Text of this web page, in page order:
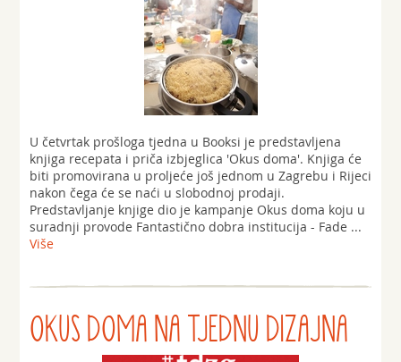
U četvrtak prošloga tjedna u Booksi je predstavljena
knjiga recepata i priča izbjeglica 'Okus doma'. Knjiga će
biti promovirana u proljeće još jednom u Zagrebu i Rijeci
nakon čega će se naći u slobodnoj prodaji.
Predstavljanje knjige dio je kampanje Okus doma koju u
suradnji provode Fantastično dobra institucija - Fade ...
Više
OKUS DOMA NA TJEDNU DIZAJNA